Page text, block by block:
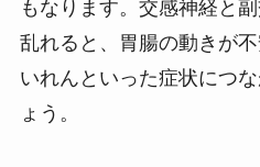
もなります。交感神経と
乱れると、胃腸の動きが
いれんといった症状につ
ょう。